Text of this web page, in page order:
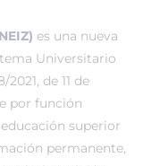
es una nueva
Universitario
de 11 de
por función
superior
permanente,